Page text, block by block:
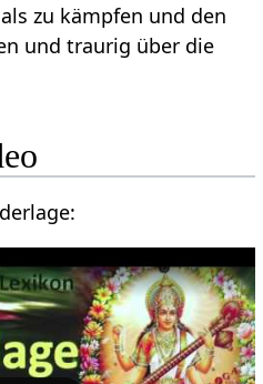
zu kämpfen und den
und traurig über die
Video
Videovortrag über Niederlage‏‎: